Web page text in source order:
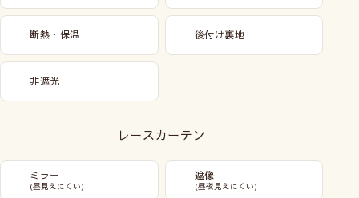
断熱・保温 後付け裏地
非遮光
レースカーテン
ミラー
(昼見えにくい)
遮像
(昼夜見えにくい)